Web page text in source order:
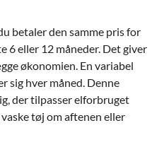
betaler den samme pris for
6 eller 12 måneder. Det giver
økonomien. En variabel
sig hver måned. Denne
der tilpasser elforbruget
tøj om aftenen eller